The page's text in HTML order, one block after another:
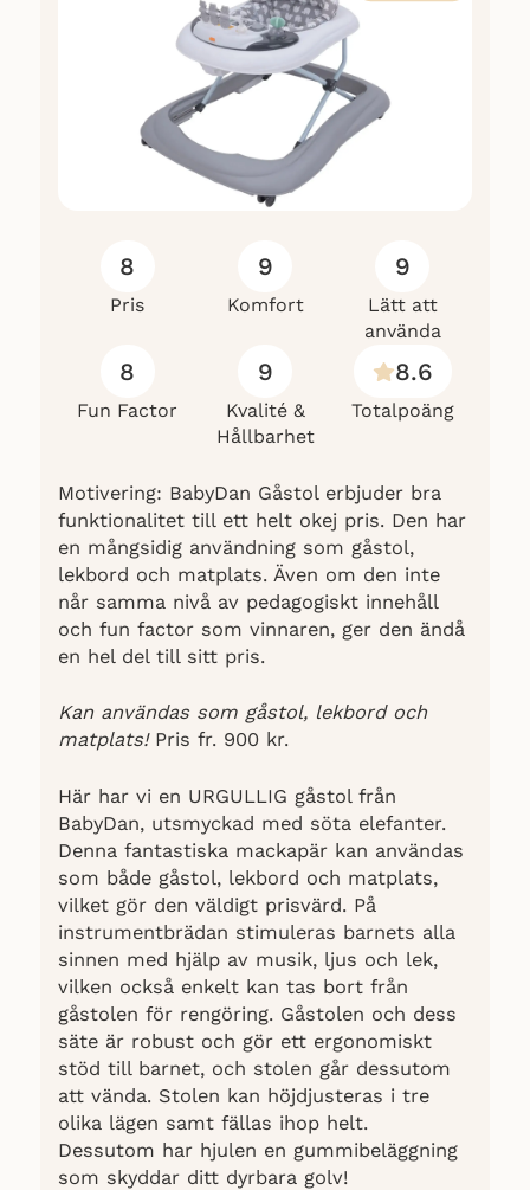
8
Pris
9
Komfort
9
Lätt att
använda
8
Fun Factor
9
Kvalité &
Hållbarhet
8.6
Totalpoäng
Motivering: BabyDan Gåstol erbjuder bra
funktionalitet till ett helt okej pris. Den har
en mångsidig användning som gåstol,
lekbord och matplats. Även om den inte
når samma nivå av pedagogiskt innehåll
och fun factor som vinnaren, ger den ändå
en hel del till sitt pris.
Kan användas som gåstol, lekbord och
matplats!Pris fr. 900 kr.
Här har vi en URGULLIG gåstol från
BabyDan, utsmyckad med söta elefanter.
Denna fantastiska mackapär kan användas
som både gåstol, lekbord och matplats,
vilket gör den väldigt prisvärd. På
instrumentbrädan stimuleras barnets alla
sinnen med hjälp av musik, ljus och lek,
vilken också enkelt kan tas bort från
gåstolen för rengöring. Gåstolen och dess
säte är robust och gör ett ergonomiskt
stöd till barnet, och stolen går dessutom
att vända. Stolen kan höjdjusteras i tre
olika lägen samt fällas ihop helt.
Dessutom har hjulen en gummibeläggning
som skyddar ditt dyrbara golv!